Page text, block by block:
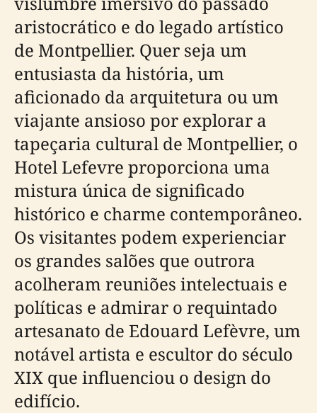
aristocrático e do legado artístico
de Montpellier. Quer seja um
entusiasta da história, um
aficionado da arquitetura ou um
viajante ansioso por explorar a
tapeçaria cultural de Montpellier, o
Hotel Lefevre proporciona uma
mistura única de significado
histórico e charme contemporâneo.
Os visitantes podem experienciar
os grandes salões que outrora
acolheram reuniões intelectuais e
políticas e admirar o requintado
artesanato de Edouard Lefèvre, um
notável artista e escultor do século
XIX que influenciou o design do
edifício.